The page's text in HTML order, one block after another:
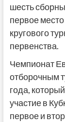
шесть
первое
кругового
первенства.
Чемпионат
отборочным
года,
участие в
первое и